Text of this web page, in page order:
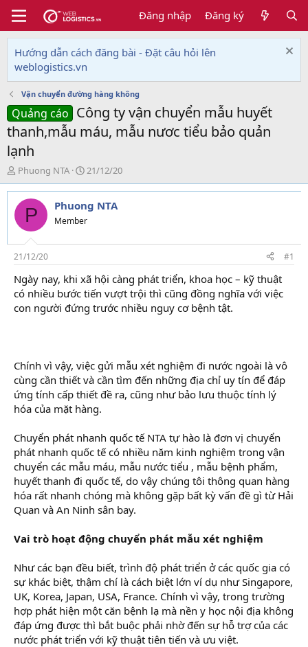
Đăng nhập Đăng ký
Hướng dẫn cách đăng bài - Đặt câu hỏi lên
weblogistics.vn
Vận chuyển đường hàng không
Quảng cáo Công ty vận chuyển mẫu huyết
thanh,mẫu máu, mẫu nươc tiểu bảo quản
lạnh
T
h
r
e
d
s
t
a
r
t
e
Phuong NTA
N
g
à
y
g
i
21/12/20
P Phuong NTA
Member
21/12/20 #1
Ngày nay, khi xã hội càng phát triển, khoa học – kỹ thuật
có nhiều bước tiến vượt trội thì cũng đồng nghĩa với việc
con người đứng trước nhiều nguy cơ bệnh tật.
Chính vì vậy, việc gửi mẫu xét nghiệm đi nước ngoài là vô
cùng cần thiết và cần tìm đến những địa chỉ uy tín để đáp
ứng tính cấp thiết đề ra, cũng như bảo lưu thuộc tính lý
hóa của mặt hàng.
Chuyển phát nhanh quốc tế NTA tự hào là đơn vị chuyển
phát nhanh quốc tế có nhiều năm kinh nghiệm trong vận
chuyển các mẫu máu, mẫu nước tiểu , mẫu bệnh phẩm,
huyết thanh đi quốc tế, do vậy chúng tôi thông quan hàng
hóa rất nhanh chóng mà không gặp bất kỳ vấn đề gì từ Hải
Quan và An Ninh sân bay.
Vai trò hoạt động chuyển phát mẫu xét nghiệm
Như các bạn đều biết, trình độ phát triển ở các quốc gia có
sự khác biệt, thậm chí là cách biệt lớn ví dụ như Singapore,
UK, Korea, Japan, USA, France. Chính vì vậy, trong trường
hợp phát hiện một căn bệnh lạ mà nền y học nội địa không
đáp ứng được thì bắt buộc phải nhờ đến sự hỗ trợ của các
nước phát triển với kỹ thuật tiên tiến và ưu việt.